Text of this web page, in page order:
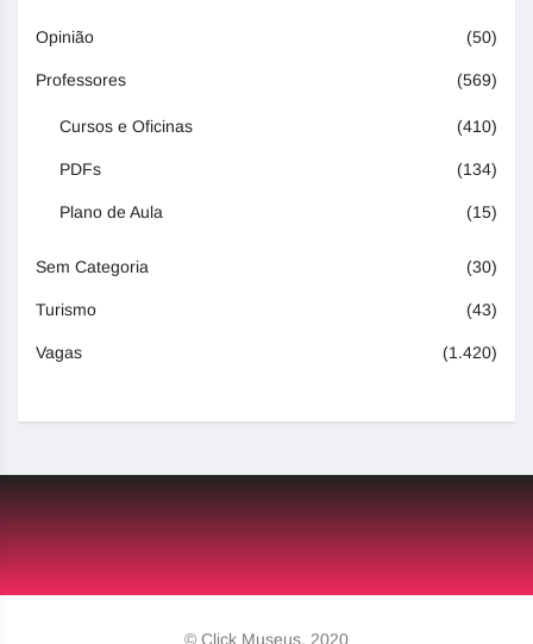
Opinião (50)
Professores (569)
Cursos e Oficinas (410)
PDFs (134)
Plano de Aula (15)
Sem Categoria (30)
Turismo (43)
Vagas (1.420)
© Click Museus, 2020